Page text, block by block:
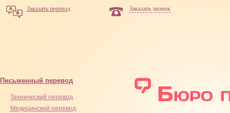
Заказать перевод Заказать звонок
Письменный перевод
Технический перевод
Медицинский перевод